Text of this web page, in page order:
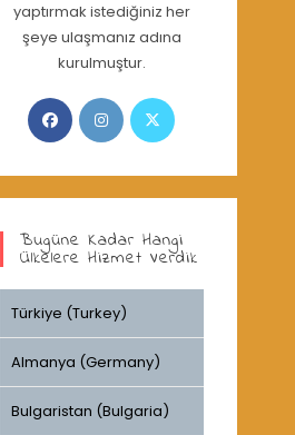
yaptırmak istediğiniz her
şeye ulaşmanız adına
kurulmuştur.
Opens
in
new
Opens
in
new
Opens
new
Bugüne Kadar Hangi
Ülkelere Hizmet Verdik
Türkiye (Turkey)
Almanya (Germany)
Bulgaristan (Bulgaria)